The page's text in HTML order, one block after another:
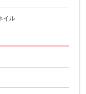
イル